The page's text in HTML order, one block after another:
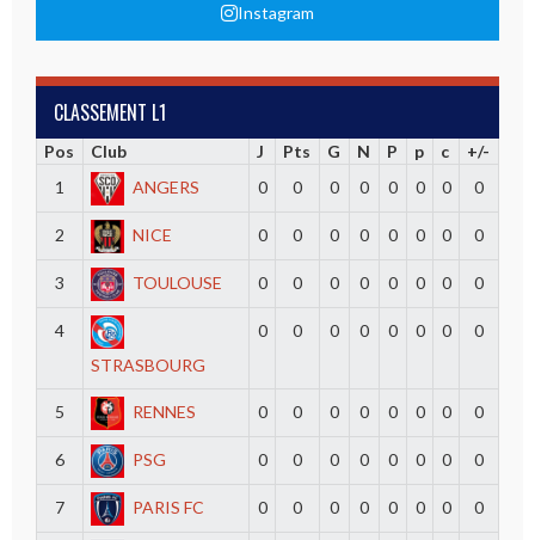
Instagram
CLASSEMENT L1
Pos Club J Pts G N P p c
+/-
1
ANGERS 0 0 0 0 0 0 0 0
2 NICE 0 0 0 0 0 0 0 0
3 TOULOUSE 0 0 0 0 0 0 0 0
4
STRASBOURG
0 0 0 0 0 0 0 0
5 RENNES 0 0 0 0 0 0 0 0
6 PSG 0 0 0 0 0 0 0 0
7 PARIS FC 0 0 0 0 0 0 0 0